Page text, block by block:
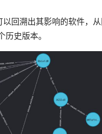
回溯出其影响的软件，
史版本。